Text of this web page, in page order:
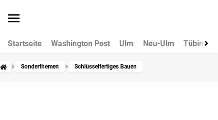
Startseite Washington Post Ulm Neu-Ulm Tübingen
Sonderthemen Schlüsselfertiges Bauen